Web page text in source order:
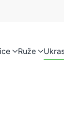
Ruže